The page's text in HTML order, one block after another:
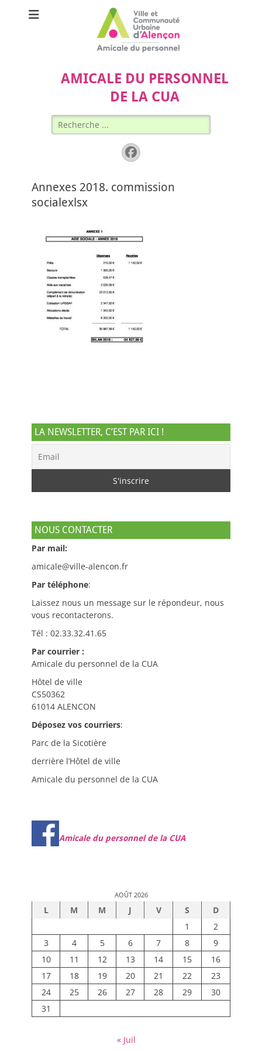
AMICALE DU PERSONNEL
DE LA CUA
Rechercher :
Facebook
Annexes 2018. commission
socialexlsx
LA NEWSLETTER, C’EST PAR ICI !
NOUS CONTACTER
Par mail:
amicale@ville-alencon.fr
Par téléphone:
Laissez nous un message sur le répondeur, nous
vous recontacterons.
Tél : 02.33.32.41.65
Par courrier :
Amicale du personnel de la CUA
Hôtel de ville
CS50362
61014 ALENCON
Déposez vos courriers:
Parc de la Sicotière
derrière l’Hôtel de ville
Amicale du personnel de la CUA
Amicale du personnel de la CUA
AOÛT 2026
L M M J V S
D
1
2
3
4 5 6 7 8
9
10
11 12 13 14 15
16
17
18 19 20 21 22
23
24
25 26 27 28 29
30
31
« Juil